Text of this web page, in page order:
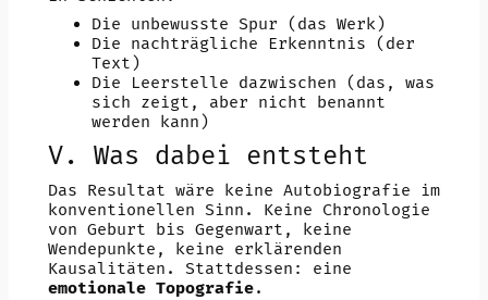
Die unbewusste Spur (das Werk)
Die nachträgliche Erkenntnis (der
Text)
Die Leerstelle dazwischen (das, was
sich zeigt, aber nicht benannt
werden kann)
V. Was dabei entsteht
Das Resultat wäre keine Autobiografie im
konventionellen Sinn. Keine Chronologie
von Geburt bis Gegenwart, keine
Wendepunkte, keine erklärenden
Kausalitäten. Stattdessen: eine
emotionale Topografie.